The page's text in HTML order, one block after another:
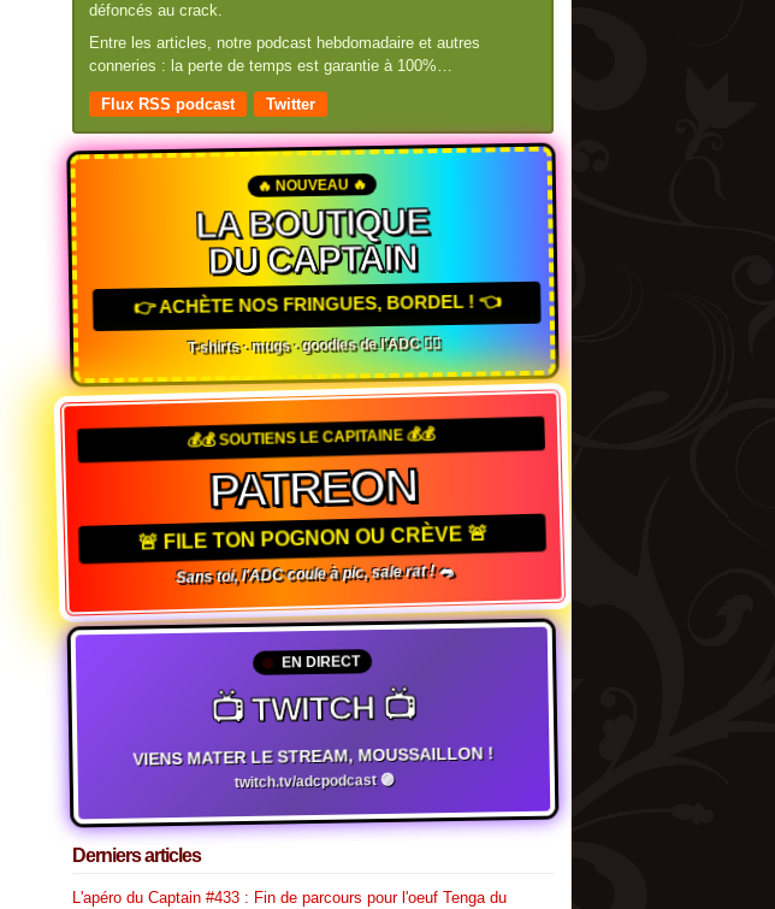
défoncés au crack.
Entre les articles, notre podcast hebdomadaire et autres
conneries : la perte de temps est garantie à 100%…
Flux RSS podcast Twitter
🔥 NOUVEAU 🔥
LA BOUTIQUE
DU CAPTAIN
👉 ACHÈTE NOS FRINGUES, BORDEL ! 👈
T-shirts · mugs · goodies de l'ADC 🏴‍☠️
💰💰 SOUTIENS LE CAPITAINE 💰💰
PATREON
🚨 FILE TON POGNON OU CRÈVE 🚨
Sans toi, l'ADC coule à pic, sale rat ! 🐀
EN DIRECT
📺 TWITCH 📺
VIENS MATER LE STREAM, MOUSSAILLON !
twitch.tv/adcpodcast 🟣
Derniers articles
L'apéro du Captain #433 : Fin de parcours pour l'oeuf Tenga du